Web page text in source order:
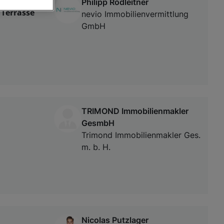
nevio Immobilienvermittlung
GmbH
TRIMOND Immobilienmakler
GesmbH
Trimond Immobilienmakler Ges.
m. b. H.
Nicolas Putzlager
der